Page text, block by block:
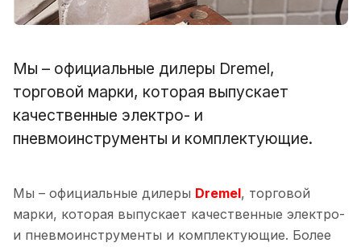
Мы – официальные дилеры Dremel,
торговой марки, которая выпускает
качественные электро- и
пневмоинструменты и комплектующие.
Мы – официальные дилеры Dremel, торговой
марки, которая выпускает качественные электро-
и пневмоинструменты и комплектующие. Более